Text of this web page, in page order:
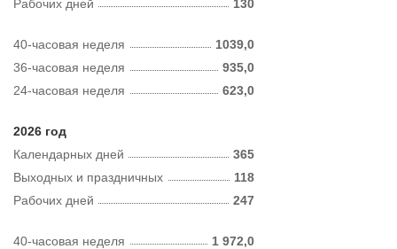
Рабочих дней 130
40-часовая неделя
1039,0
36-часовая неделя
935,0
24-часовая неделя
623,0
2026 год
Календарных дней
365
Рабочих дней 247
Выходных и праздничных 118
40-часовая неделя
1 972,0